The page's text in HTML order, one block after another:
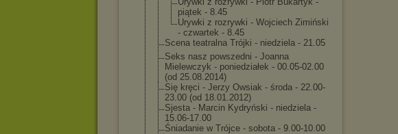
piątek - 8.45
Urywki z rozrywki - Wojciech Zimiński
- czwartek - 8.45
Scena teatralna Trójki - niedziela - 21.05
Seks nasz powszedni - Joanna
Mielewczyk - poniedziałek - 00.05-02.00
(od 25.08.2014)
Się kręci - Jerzy Owsiak - środa - 22.00-
23.00 (od 18.01.2012)
Sjesta - Marcin Kydryński - niedziela -
15.06-17.00
Śniadanie w Trójce - sobota - 9.00-10.00